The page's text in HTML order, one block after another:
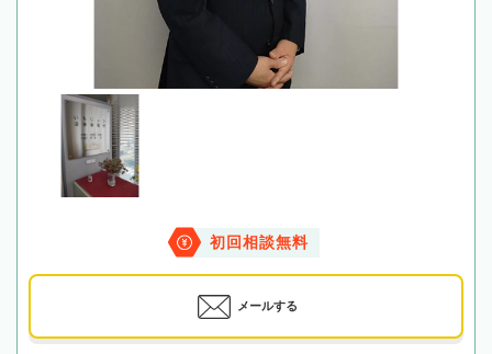
初回相談無料
メールする